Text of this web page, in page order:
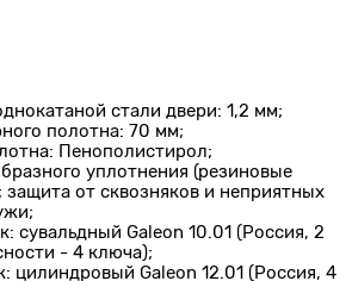
стали двери: 1,2 мм;
полотна: 70 мм;
Пенополистирол;
уплотнения (резиновые
защита от сквозняков и неприятных
сувальдный Galeon 10.01 (Россия, 2
- 4 ключа);
цилиндровый Galeon 12.01 (Россия, 4